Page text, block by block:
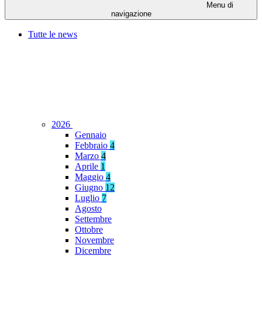
Menu di
navigazione
Tutte le news
2026
Gennaio
Febbraio 4
Marzo 4
Aprile 1
Maggio 4
Giugno 12
Luglio 7
Agosto
Settembre
Ottobre
Novembre
Dicembre